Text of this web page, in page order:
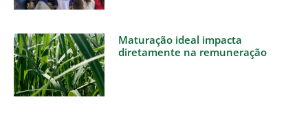
Maturação ideal impacta
diretamente na remuneração